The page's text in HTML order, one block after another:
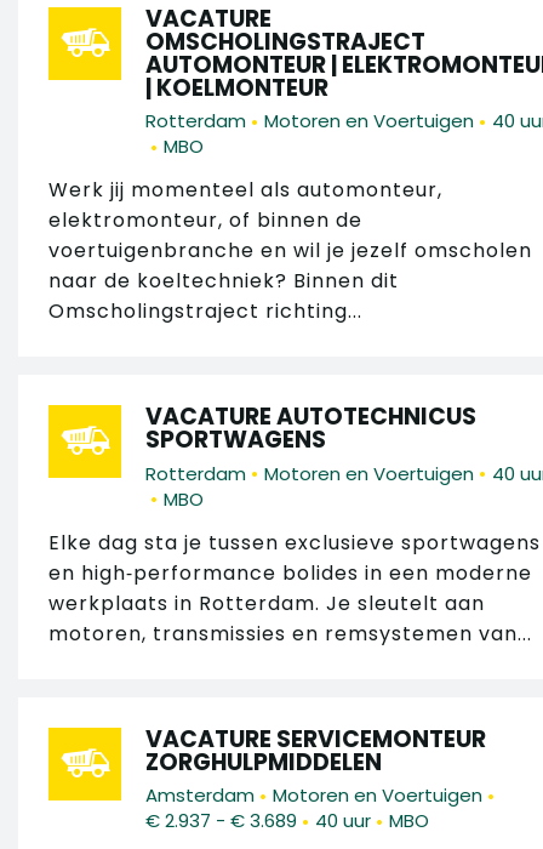
VACATURE
OMSCHOLINGSTRAJECT
AUTOMONTEUR |
| KOELMONTEUR
Rotterdam • Motoren en Voertuigen • 40
• MBO
Werk jij momenteel als automonteur,
elektromonteur, of binnen de
voertuigenbranche en wil je jezelf omscholen
naar de koeltechniek? Binnen dit
Omscholingstraject richting...
VACATURE AUTOTECHNICUS
SPORTWAGENS
Rotterdam • Motoren en Voertuigen • 40
• MBO
Elke dag sta je tussen exclusieve sportwagens
en high‑performance bolides in een moderne
werkplaats in Rotterdam. Je sleutelt aan
motoren, transmissies en remsystemen van...
VACATURE SERVICEMONTEUR
ZORGHULPMIDDELEN
Amsterdam • Motoren en Voertuigen •
€ 2.937 - € 3.689 • 40 uur • MBO